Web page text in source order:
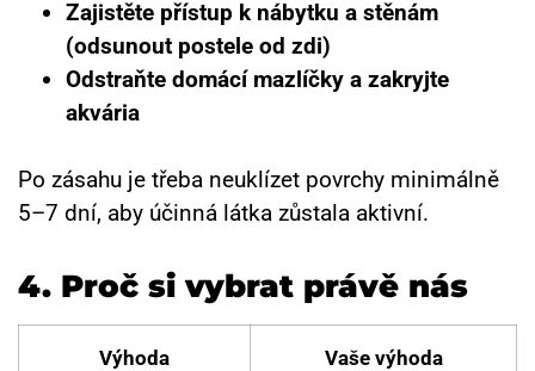
Zajistěte přístup k nábytku a stěnám
(odsunout postele od zdi)
Odstraňte domácí mazlíčky a zakryjte
akvária
Po zásahu je třeba neuklízet povrchy minimálně
5–7 dní, aby účinná látka zůstala aktivní.
4. Proč si vybrat právě nás
Výhoda Vaše výhoda